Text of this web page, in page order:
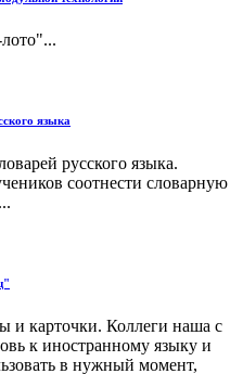
языка
русского языка.
соотнести словарную
и карточки. Коллеги наша с
к иностранному языку и
в нужный момент,